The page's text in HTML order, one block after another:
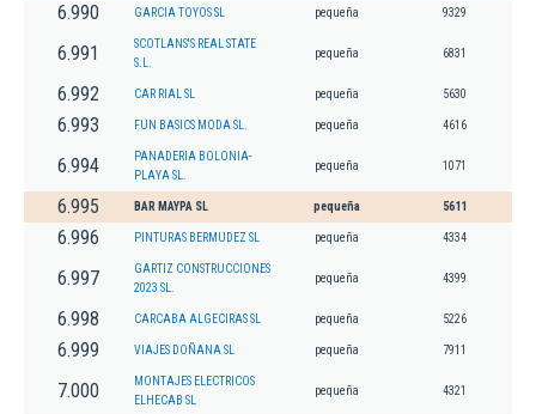
6.990 GARCIA TOYOS SL pequeña 9329
6.991
SCOTLANS'S REAL STATE
S.L.
pequeña 6831
6.992 CAR RIAL SL pequeña 5630
6.993 FUN BASICS MODA SL. pequeña 4616
6.994
PANADERIA BOLONIA-
PLAYA SL.
pequeña 1071
6.995 BAR MAYPA SL pequeña 5611
6.996 PINTURAS BERMUDEZ SL pequeña 4334
6.997
GARTIZ CONSTRUCCIONES
2023 SL.
pequeña 4399
6.998 CARCABA ALGECIRAS SL pequeña 5226
6.999 VIAJES DOÑANA SL pequeña 7911
7.000
MONTAJES ELECTRICOS
ELHECAB SL
pequeña 4321